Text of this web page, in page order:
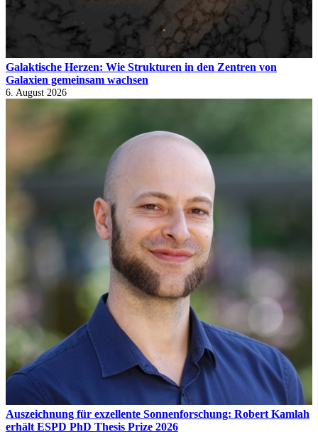
Galaktische Herzen: Wie Strukturen in den Zentren von
Galaxien gemeinsam wachsen
6. August 2026
Auszeichnung für exzellente Sonnenforschung: Robert Kamlah
erhält ESPD PhD Thesis Prize 2026